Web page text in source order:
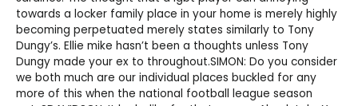
towards a locker family place in your home is merely highly
becoming perpetuated merely states similarly to Tony
Dungy’s. Ellie mike hasn’t been a thoughts unless Tony
Dungy made your ex to throughout.SIMON: Do you consider
we both much are our individual places buckled for any
more of this when the national football league season